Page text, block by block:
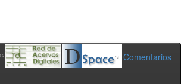
Comentarios